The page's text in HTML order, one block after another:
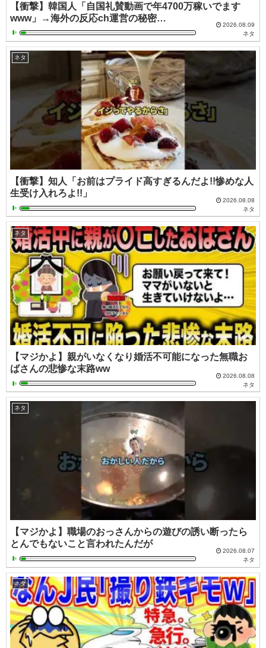
【衝撃】韓国人「自国礼賛動画で年4700万稼いでます
www」→海外の反応ch運営の秘密…
2026.08.09
ネタ
ネタ
【衝撃】知人「お前はプライド高すぎるんだよ!!惨めな人
生受け入れろよ!!」
2026.08.08
ネタ
ネタ
【マジかよ】親がいなくなり婚活不可能になった無職お
ばさんの悲惨な末路ww
2026.08.08
ネタ
ネタ
【マジかよ】職場のおっさんからの遊びの誘い断ったら
とんでもないこと言われたんだが
2026.08.07
ネタ
ネタ